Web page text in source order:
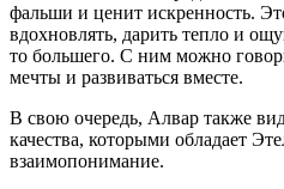
фальши и ценит искренность.
вдохновлять, дарить тепло и
то большего. С ним можно
мечты и развиваться вместе.
В свою очередь, Алвар также
качества, которыми обладает
взаимопонимание.